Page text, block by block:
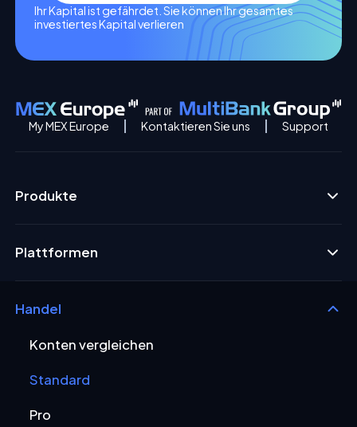
Ihr Kapital ist gefährdet. Sie können Ihr gesamtes
investiertes Kapital verlieren
My MEX Europe Kontaktieren Sie uns Support
Produkte
Plattformen
Handel
Konten vergleichen
Standard
Pro